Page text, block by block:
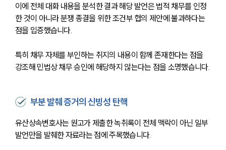
이에 전체 대화 내용을 분석한 결과 해당 발언은 법적 채무를 인정
한 것이 아니라 분쟁 종결을 위한 조건부 협의 제안에 불과하다는
점을 입증했습니다.
특히 채무 자체를 부인하는 취지의 내용이 함께 존재한다는 점을
강조해 민법상 채무 승인에 해당하지 않는다는 점을 소명했습니다.
부분 발췌 증거의 신빙성 탄핵
유산상속변호사는 원고가 제출한 녹취록이 전체 맥락이 아닌 일부
발언만을 발췌한 자료라는 점에 주목했습니다.